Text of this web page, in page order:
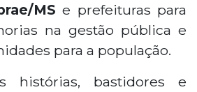
MS e prefeituras para
na gestão pública e
para a população.
histórias, bastidores e